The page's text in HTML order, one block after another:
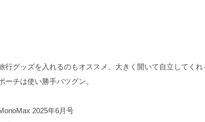
行グッズを入れるのもオススメ。大きく開いて自立してくれ
ーチは使い勝手バツグン。
2025年6月号